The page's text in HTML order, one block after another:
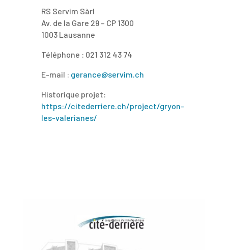
RS Servim Sàrl
Av. de la Gare 29 – CP 1300
1003 Lausanne
Téléphone : 021 312 43 74
E-mail : gerance@servim.ch
Historique projet:
https://citederriere.ch/project/gryon-
les-valerianes/